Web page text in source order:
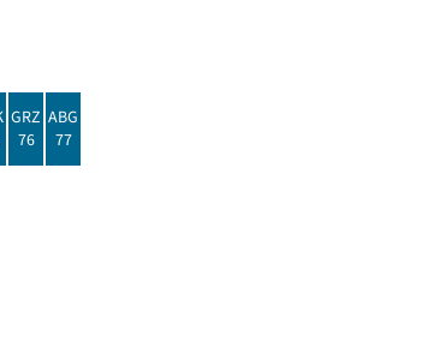
GRZ
76
ABG
77